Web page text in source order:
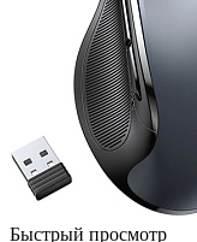
Быстрый просмотр